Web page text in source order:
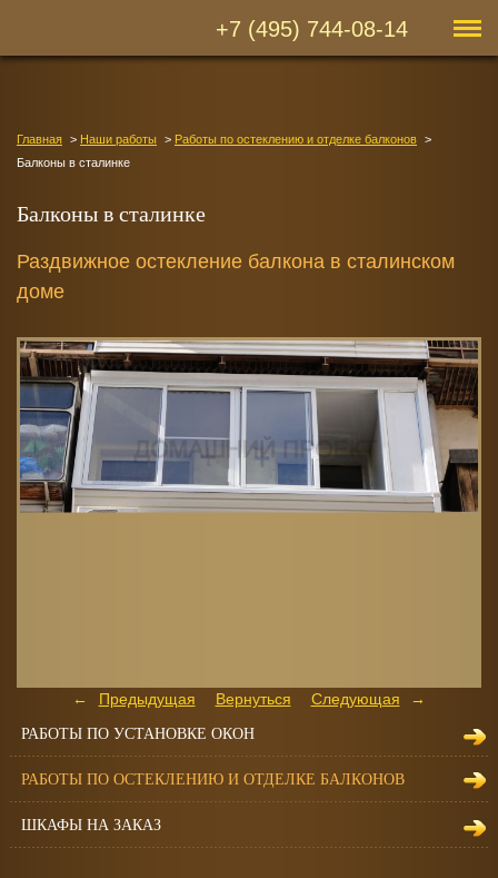
+7 (495) 744-08-14
Главная Наши работы
Работы по остеклению и отделке балконов
Балконы в сталинке
Балконы в сталинке
Раздвижное остекление балкона в сталинском
доме
Предыдущая Вернуться Следующая
РАБОТЫ ПО УСТАНОВКЕ ОКОН
РАБОТЫ ПО ОСТЕКЛЕНИЮ И ОТДЕЛКЕ БАЛКОНОВ
ШКАФЫ НА ЗАКАЗ